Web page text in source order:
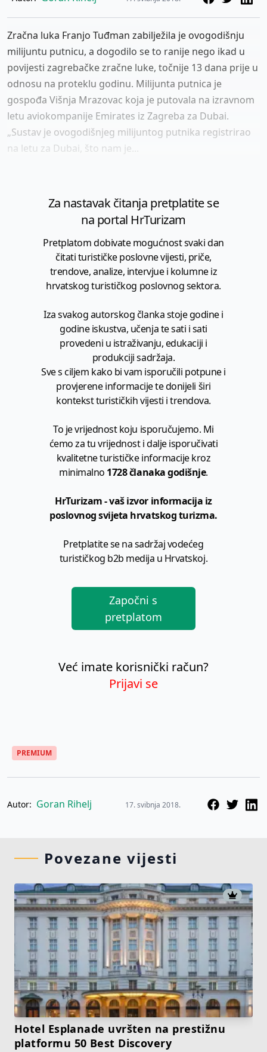
Zračna luka Franjo Tuđman zabilježila je ovogodišnju
milijuntu putnicu, a dogodilo se to ranije nego ikad u
povijesti zagrebačke zračne luke, točnije 13 dana prije u
odnosu na proteklu godinu. Milijunta putnica je
gospođa Višnja Mrazovac koja je putovala na izravnom
letu aviokompanije Emirates iz Zagreba za Dubai.
„Sustav je ovogodišnjeg milijuntog putnika registrirao
na letu za Dubai, što nam je...
Za nastavak čitanja pretplatite se
na portal HrTurizam
Pretplatom dobivate mogućnost svaki dan
čitati turističke poslovne vijesti, priče,
trendove, analize, intervjue i kolumne iz
hrvatskog turističkog poslovnog sektora.
Iza svakog autorskog članka stoje godine i
godine iskustva, učenja te sati i sati
provedeni u istraživanju, edukaciji i
produkciji sadržaja.
Sve s ciljem kako bi vam isporučili potpune i
provjerene informacije te donijeli širi
kontekst turističkih vijesti i trendova.
To je vrijednost koju isporučujemo. Mi
ćemo za tu vrijednost i dalje isporučivati
kvalitetne turističke informacije kroz
minimalno 1728 članaka godišnje.
HrTurizam - vaš izvor informacija iz
poslovnog svijeta hrvatskog turizma.
Pretplatite se na sadržaj vodećeg
turističkog b2b medija u Hrvatskoj.
Započni s
pretplatom
Već imate korisnički račun?
Prijavi se
PREMIUM
Autor: Goran Rihelj 17. svibnja 2018.
Povezane vijesti
Hotel Esplanade uvršten na prestižnu
platformu 50 Best Discovery